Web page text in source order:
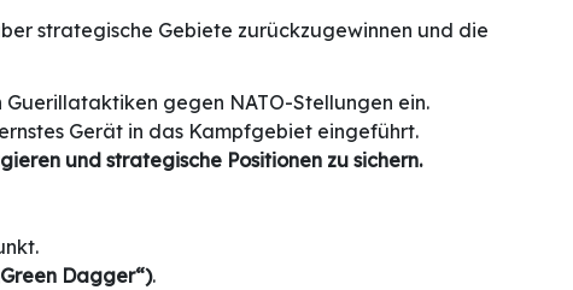
strategische Gebiete zurückzugewinnen und die
gegen NATO-Stellungen ein.
Gerät in das Kampfgebiet eingeführt.
und strategische Positionen zu sichern.
Dagger“).